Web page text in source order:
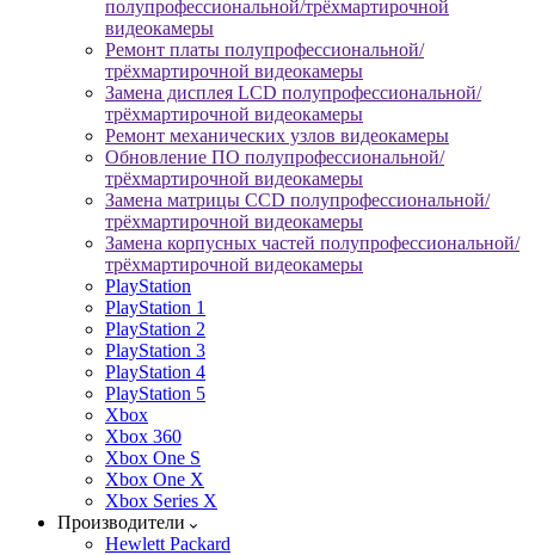
полупрофессиональной/трёхмартирочной
видеокамеры
Ремонт платы полупрофессиональной/
трёхмартирочной видеокамеры
Замена дисплея LCD полупрофессиональной/
трёхмартирочной видеокамеры
Ремонт механических узлов видеокамеры
Обновление ПО полупрофессиональной/
трёхмартирочной видеокамеры
Замена матрицы CCD полупрофессиональной/
трёхмартирочной видеокамеры
Замена корпусных частей полупрофессиональной/
трёхмартирочной видеокамеры
PlayStation
PlayStation 1
PlayStation 2
PlayStation 3
PlayStation 4
PlayStation 5
Xbox
Xbox 360
Xbox One S
Xbox One X
Xbox Series X
Производители
Hewlett Packard